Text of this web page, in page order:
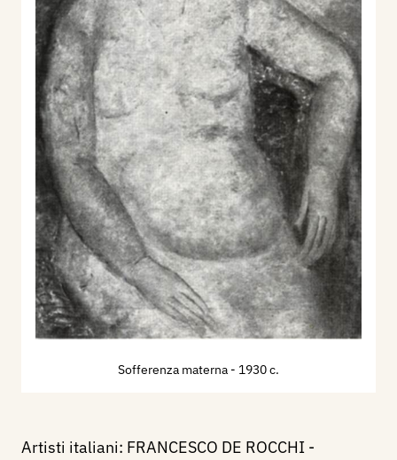
Sofferenza materna - 1930 c.
Artisti italiani: FRANCESCO DE ROCCHI -